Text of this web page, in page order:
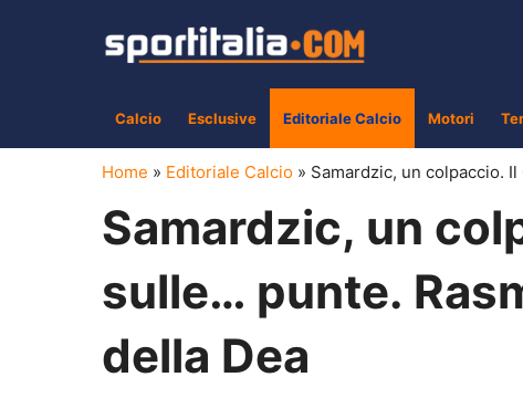
Calcio Esclusive Editoriale Calcio Motori
Home » Editoriale Calcio » Samardzic, un colpaccio.
Samardzic, un
sulle… punte.
della Dea